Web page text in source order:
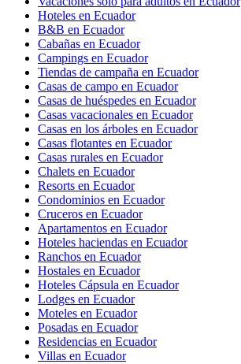
Hoteles en Ecuador
B&B en Ecuador
Cabañas en Ecuador
Campings en Ecuador
Tiendas de campaña en Ecuador
Casas de campo en Ecuador
Casas de huéspedes en Ecuador
Casas vacacionales en Ecuador
Casas en los árboles en Ecuador
Casas flotantes en Ecuador
Casas rurales en Ecuador
Chalets en Ecuador
Resorts en Ecuador
Condominios en Ecuador
Cruceros en Ecuador
Apartamentos en Ecuador
Hoteles haciendas en Ecuador
Ranchos en Ecuador
Hostales en Ecuador
Hoteles Cápsula en Ecuador
Lodges en Ecuador
Moteles en Ecuador
Posadas en Ecuador
Residencias en Ecuador
Villas en Ecuador